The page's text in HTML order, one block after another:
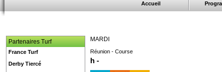
Accueil
MARDI
Réunion - Course
h -
Partenaires Turf
France Turf
Derby Tiercé